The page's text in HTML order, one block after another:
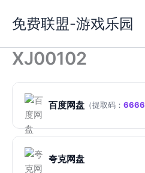
容
免费联盟-游戏乐园
XJ00102
百度网盘 （提取码： 6666
夸克网盘